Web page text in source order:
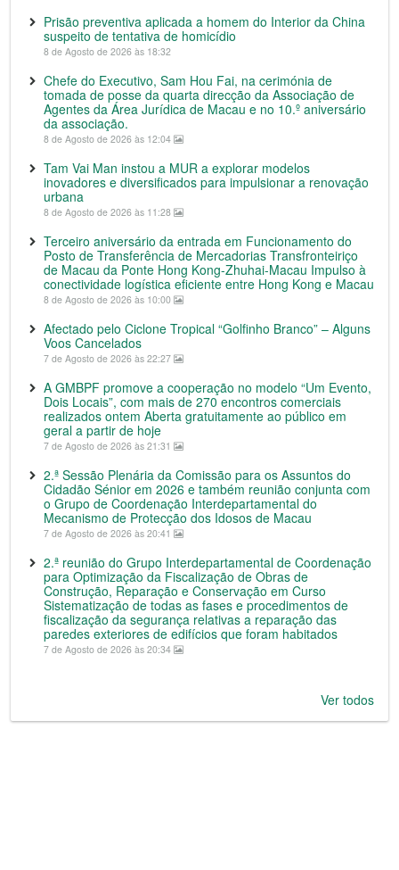
Prisão preventiva aplicada a homem do Interior da China
suspeito de tentativa de homicídio
8 de Agosto de 2026 às 18:32
Chefe do Executivo, Sam Hou Fai, na cerimónia de
tomada de posse da quarta direcção da Associação de
Agentes da Área Jurídica de Macau e no 10.º aniversário
da associação.
8 de Agosto de 2026 às 12:04
Tam Vai Man instou a MUR a explorar modelos
inovadores e diversificados para impulsionar a renovação
urbana
8 de Agosto de 2026 às 11:28
Terceiro aniversário da entrada em Funcionamento do
Posto de Transferência de Mercadorias Transfronteiriço
de Macau da Ponte Hong Kong-Zhuhai-Macau Impulso à
conectividade logística eficiente entre Hong Kong e Macau
8 de Agosto de 2026 às 10:00
Afectado pelo Ciclone Tropical “Golfinho Branco” – Alguns
Voos Cancelados
7 de Agosto de 2026 às 22:27
A GMBPF promove a cooperação no modelo “Um Evento,
Dois Locais”, com mais de 270 encontros comerciais
realizados ontem Aberta gratuitamente ao público em
geral a partir de hoje
7 de Agosto de 2026 às 21:31
2.ª Sessão Plenária da Comissão para os Assuntos do
Cidadão Sénior em 2026 e também reunião conjunta com
o Grupo de Coordenação Interdepartamental do
Mecanismo de Protecção dos Idosos de Macau
7 de Agosto de 2026 às 20:41
2.ª reunião do Grupo Interdepartamental de Coordenação
para Optimização da Fiscalização de Obras de
Construção, Reparação e Conservação em Curso
Sistematização de todas as fases e procedimentos de
fiscalização da segurança relativas a reparação das
paredes exteriores de edifícios que foram habitados
7 de Agosto de 2026 às 20:34
Ver todos